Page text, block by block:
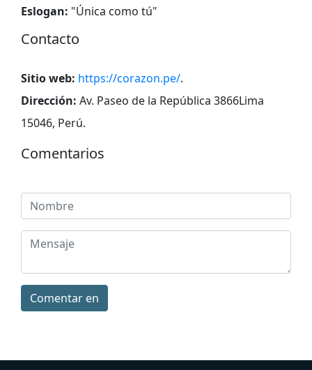
Eslogan: "Única como tú"
Contacto
Sitio web: https://corazon.pe/.
Dirección: Av. Paseo de la República 3866Lima
15046, Perú.
Comentarios
Comentar en